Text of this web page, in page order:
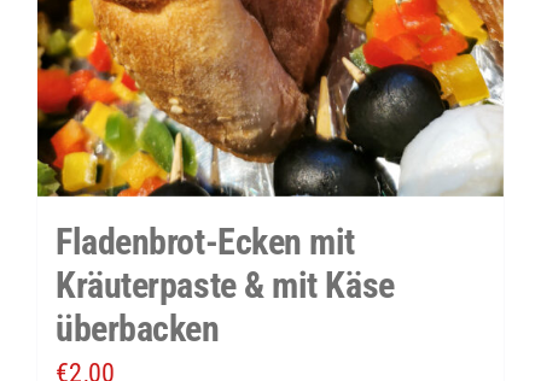
Fladenbrot-Ecken mit
Kräuterpaste & mit Käse
überbacken
€2,00